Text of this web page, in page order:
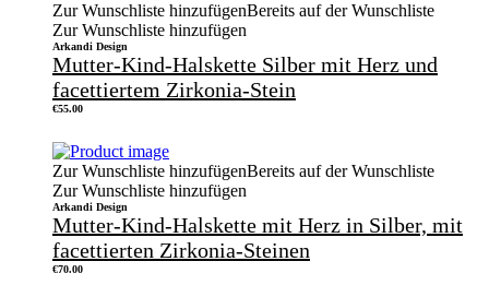
Zur Wunschliste hinzufügenBereits auf der Wunschliste
Zur Wunschliste hinzufügen
Arkandi Design
Mutter-Kind-Halskette Silber mit Herz und
facettiertem Zirkonia-Stein
€55.00
Zur Wunschliste hinzufügenBereits auf der Wunschliste
Zur Wunschliste hinzufügen
Arkandi Design
Mutter-Kind-Halskette mit Herz in Silber, mit
facettierten Zirkonia-Steinen
€70.00